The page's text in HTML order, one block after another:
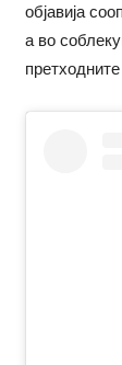
објавија
а во